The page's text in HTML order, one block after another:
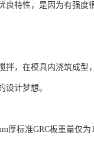
良特性，是因为有强
拌，在模具内浇筑成
设计梦想。
厚标准GRC板重量仅